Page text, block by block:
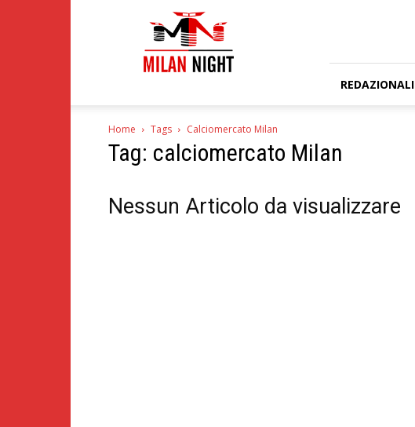
REDAZIONALI
Home Tags Calciomercato Milan
Tag: calciomercato Milan
Nessun Articolo da visualizzare